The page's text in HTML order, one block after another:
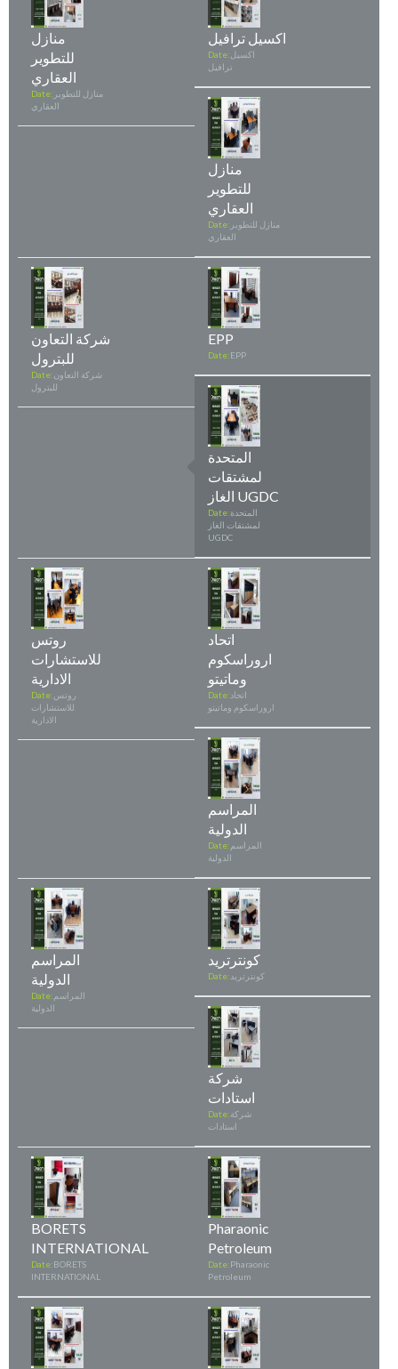
منازل
للتطوير
العقاري
Date: منازل للتطوير
العقاري
اكسيل ترافيل
Date: اكسيل
ترافيل
منازل
للتطوير
العقاري
Date: منازل للتطوير
العقاري
شركة التعاون
للبترول
Date:شركة التعاون
للبترول
EPP
Date:EPP
المتحدة
لمشتقات
الغاز UGDC
Date:المتحدة
لمشتقات الغاز
UGDC
روتس
للاستشارات
الادارية
Date:روتس
للاستشارات
الادارية
اتحاد
اروراسكوم
وماتيتو
Date: اتحاد
اروراسكوم وماتيتو
المراسم
الدولية
Date: المراسم
الدولية
المراسم
الدولية
Date: المراسم
الدولية
كونترتريد
Date: كونترتريد
شركة
استادات
Date:شركة
استادات
BORETS
INTERNATIONAL
Date:BORETS
INTERNATIONAL
Pharaonic
Petroleum
Date:Pharaonic
Petroleum